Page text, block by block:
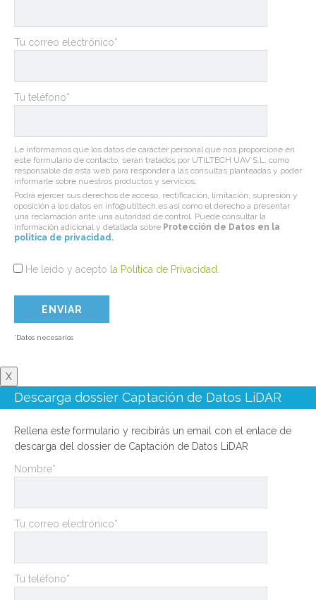
Tu correo electrónico*
Tu teléfono*
Le informamos que los datos de carácter personal que nos proporcione en
este formulario de contacto, serán tratados por UTILTECH UAV S.L. como
responsable de esta web para responder a las consultas planteadas y poder
informarle sobre nuestros productos y servicios.
Podrá ejercer sus derechos de acceso, rectificación, limitación, supresión y
oposición a los datos en info@utiltech.es así como el derecho a presentar
una reclamación ante una autoridad de control. Puede consultar la
información adicional y detallada sobre Protección de Datos en la
politica de privacidad.
He leído y acepto la Política de Privacidad.
*Datos necesarios
X
Descarga dossier Captación de Datos LiDAR
Rellena este formulario y recibirás un email con el enlace de
descarga del dossier de Captación de Datos LiDAR
Nombre*
Tu correo electrónico*
Tu teléfono*